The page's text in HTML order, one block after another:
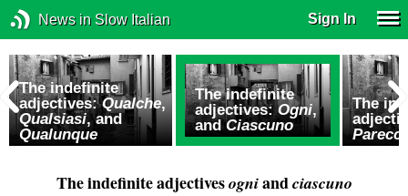
News in Slow Italian Sign In
The indefinite
adjectives:Qualche,
Qualsiasi, and
Qualunque
The indefinite
adjectives:Ogni,
andCiascuno
The
The indefinite adjectivesogniandciascuno